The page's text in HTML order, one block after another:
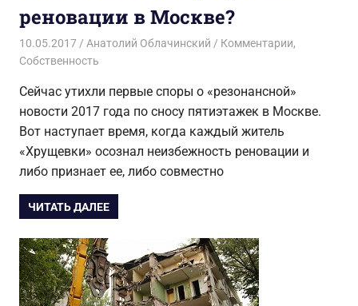
реновации в Москве?
10.05.2017 Анатолий Облачинский Комментарии,
Собственность
Сейчас утихли первые споры о «резонансной»
новости 2017 года по сносу пятиэтажек в Москве.
Вот наступает время, когда каждый житель
«Хрущевки» осознал неизбежность реновации и
либо признает ее, либо совместно
ЧИТАТЬ ДАЛЕЕ